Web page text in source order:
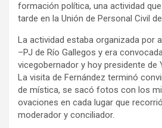
formación política, una actividad
tarde en la Unión de Personal Civil
La actividad estaba organizada por
–PJ de Río Gallegos y era
vicegobernador y hoy presidente de
La visita de Fernández terminó
de mística, se sacó fotos con los
ovaciones en cada lugar que
moderador y conciliador.